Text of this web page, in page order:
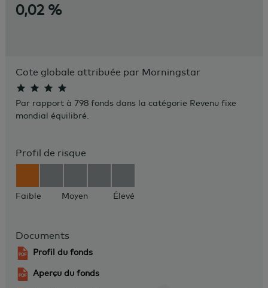
0,02 %
Cote globale attribuée par Morningstar
Par rapport à 798 fonds dans la catégorie Revenu fixe
mondial équilibré.
Profil de risque
Faible Moyen Élevé
Documents
Profil du fonds
Aperçu du fonds